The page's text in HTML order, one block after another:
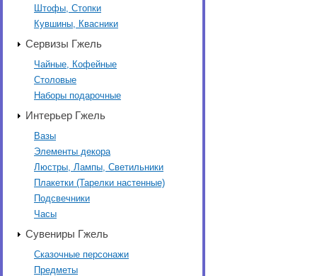
Штофы, Стопки
Кувшины, Квасники
Сервизы Гжель
Чайные, Кофейные
Столовые
Наборы подарочные
Интерьер Гжель
Вазы
Элементы декора
Люстры, Лампы, Светильники
Плакетки (Тарелки настенные)
Подсвечники
Часы
Сувениры Гжель
Сказочные персонажи
Предметы